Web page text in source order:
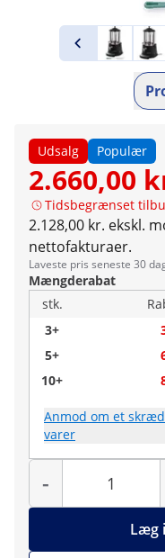
Udsalg Populær
2.660,00
Tidsbegrænset
2.128,00 kr. ekskl.
nettofakturaer.
Laveste pris seneste 30
Mængderabat
stk.
3+
5+
10+
Anmod om et
varer
-
Antal
Læg